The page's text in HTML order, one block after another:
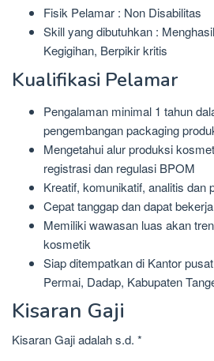
Fisik Pelamar : Non Disabilitas
Skill yang dibutuhkan :
Kegigihan, Berpikir kritis
Kualifikasi Pelamar
Pengalaman minimal 1 tahun
pengembangan packaging
Mengetahui alur produksi
registrasi dan regulasi BPOM
Kreatif, komunikatif, analitis dan
Cepat tanggap dan dapat
Memiliki wawasan luas akan
kosmetik
Siap ditempatkan di Kantor
Permai, Dadap, Kabupaten
Kisaran Gaji
Kisaran Gaji adalah s.d. *